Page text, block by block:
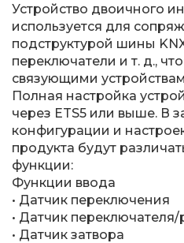
Устройство двоичного
используется для
подструктурой шины
переключатели и т. д.,
связующими
Полная настройка
через ETS5 или выше. В
конфигурации и
продукта будут
функции:
Функции ввода
• Датчик переключения
• Датчик
• Датчик затвора